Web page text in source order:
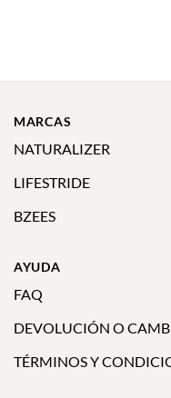
MARCAS
NATURALIZER
LIFESTRIDE
BZEES
AYUDA
FAQ
DEVOLUCIÓN O
TÉRMINOS Y